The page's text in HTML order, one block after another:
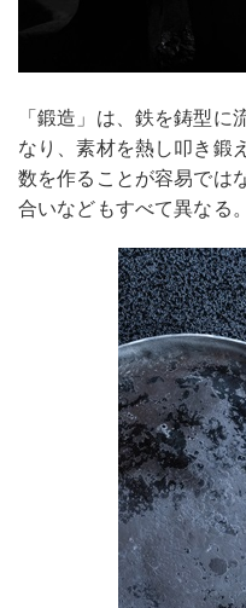
「鍛造」は、鉄を鋳型
なり、素材を熱し叩き鍛
数を作ることが容易では
合いなどもすべて異なる。